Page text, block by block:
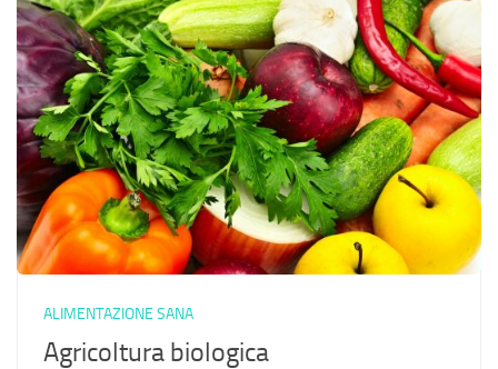
ALIMENTAZIONE SANA
Agricoltura biologica